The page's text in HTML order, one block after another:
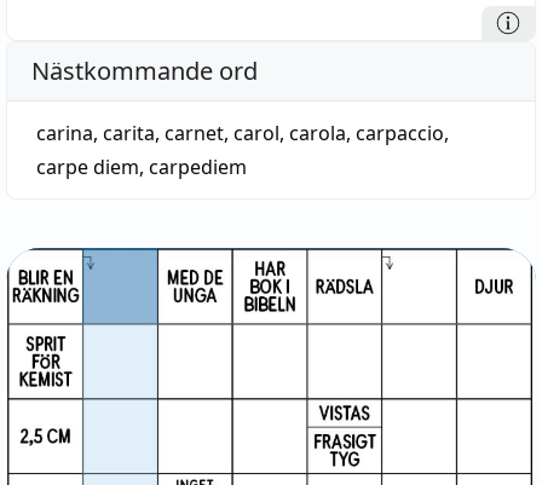
Nästkommande ord
carina, carita, carnet, carol, carola, carpaccio,
carpe diem, carpediem